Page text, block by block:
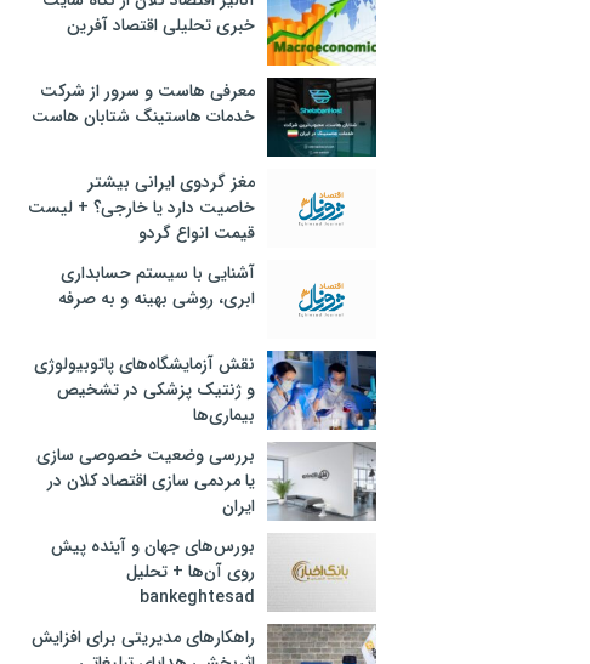
خبری تحلیلی اقتصاد آفرین
معرفی هاست و سرور از شرکت
خدمات هاستینگ شتابان هاست
مغز گردوی ایرانی بیشتر
خاصیت دارد یا خارجی؟ + لیست
قیمت انواع گردو
آشنایی با سیستم حسابداری
ابری، روشی بهینه و به صرفه
نقش آزمایشگاه‌های پاتوبیولوژی
و ژنتیک پزشکی در تشخیص
بیماری‌ها
بررسی وضعیت خصوصی سازی
یا مردمی سازی اقتصاد کلان در
ایران
بورس‌های جهان و آینده پیش
روی آن‌ها + تحلیل
bankeghtesad
راهکارهای مدیریتی برای افزایش